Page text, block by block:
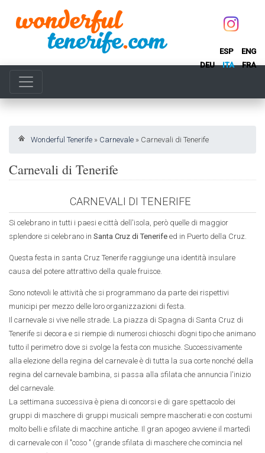
ESP
ENG
DEU
ITA FRA
Wonderful Tenerife » Carnevale » Carnevali di Tenerife
Carnevali di Tenerife
CARNEVALI DI TENERIFE
Si celebrano in tutti i paesi e città dell'isola, però quelle di maggior
splendore si celebrano in Santa Cruz di Tenerife ed in Puerto della Cruz.
Questa festa in santa Cruz Tenerife raggiunge una identità insulare
causa del potere attrattivo della quale fruisce.
Sono notevoli le attività che si programmano da parte dei rispettivi
municipi per mezzo delle loro organizzazioni di festa.
Il carnevale si vive nelle strade. La piazza di Spagna di Santa Cruz di
Tenerife si decora e si riempie di numerosi chioschi d’ogni tipo che animano
tutto il perimetro dove si svolge la festa con musiche. Successivamente
alla elezione della regina del carnevale è di tutta la sua corte nonché della
regina del carnevale bambina, si passa alla sfilata che annuncia l'inizio
del carnevale.
La settimana successiva è piena di concorsi e di gare spettacolo dei
gruppi di maschere di gruppi musicali sempre mascherati e con costumi
molto belli e sfilate di macchine antiche. Il gran apogeo avviene il martedì
di carnevale con il "coso " (grande sfilata di maschere che comincia nel